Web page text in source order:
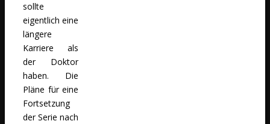
sollte
eigentlich eine
längere
Karriere als
der Doktor
haben. Die
Pläne für eine
Fortsetzung
der Serie nach